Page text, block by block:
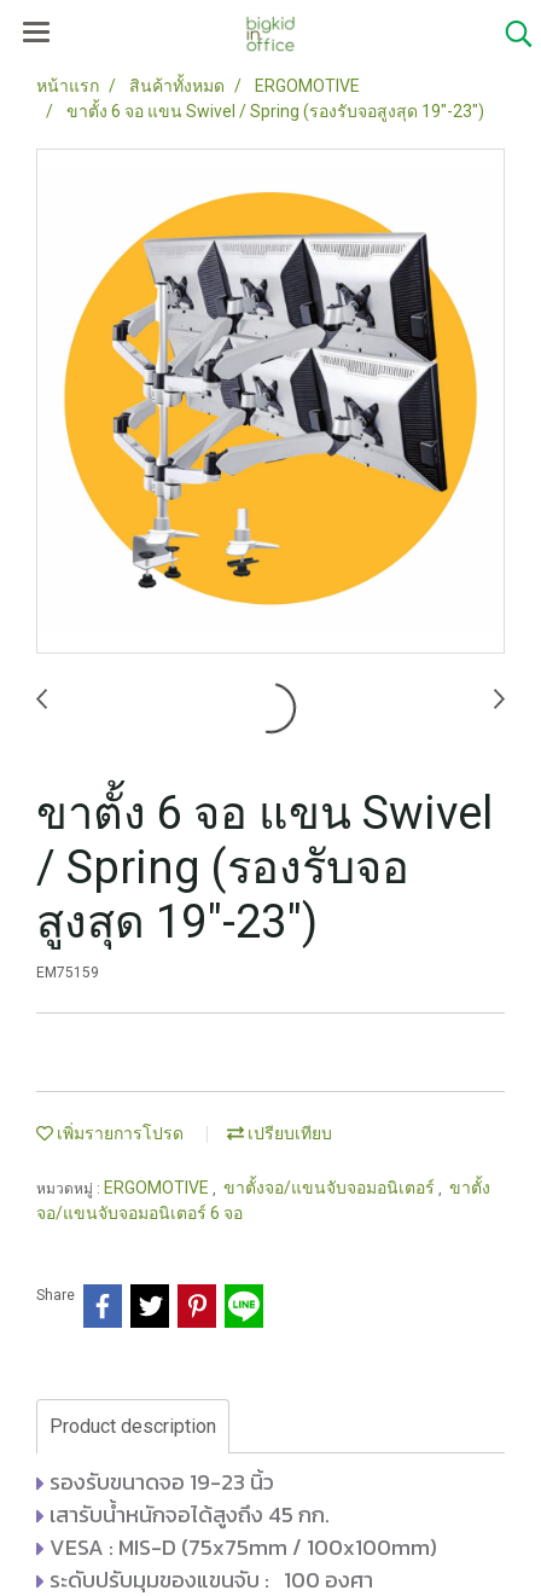
หน้าแรก สินค้าทั้งหมด
ERGOMOTIVE
ขาตั้ง 6 จอ แขน Swivel / Spring (รองรับจอสูงสุด 19"-23")
ขาตั้ง 6 จอ แขน Swivel
/ Spring (รองรับจอ
สูงสุด 19"-23")
EM75159
เพิ่มรายการโปรด เปรียบเทียบ
หมวดหมู่ : ERGOMOTIVE , ขาตั้งจอ/แขนจับจอมอนิเตอร์ , ขาตั้ง
จอ/แขนจับจอมอนิเตอร์ 6 จอ
Share
Product description
รองรับขนาดจอ 19-23 นิ้ว
เสารับน้ำหนักจอได้สูงถึง 45 กก.
VESA : MIS-D (75x75mm / 100x100mm)
ระดับปรับมุมของแขนจับ : 100 องศา